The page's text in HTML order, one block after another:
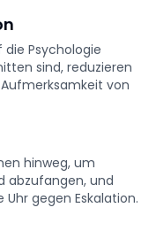
Psychologie
sind, reduzieren
von
hinweg, um
abzufangen, und
gegen Eskalation.